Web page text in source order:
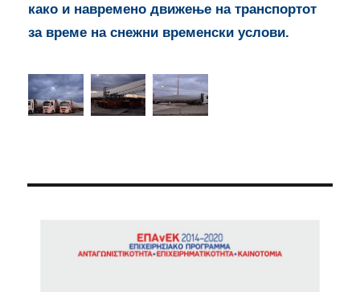
како и навремено движење на транспортот
за време на снежни временски услови.